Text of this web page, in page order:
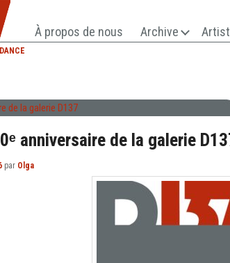
À propos de nous Archive
de la galerie D137
anniversaire de la galerie
par Olga